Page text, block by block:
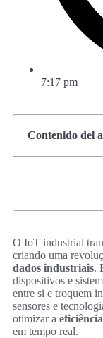
7:17 pm
Contenido del
O IoT industrial
criando uma
dados industriais.
dispositivos e
entre si e troquem
sensores e
otimizar a
em tempo real.